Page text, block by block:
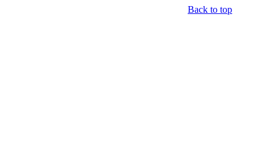
Back to top